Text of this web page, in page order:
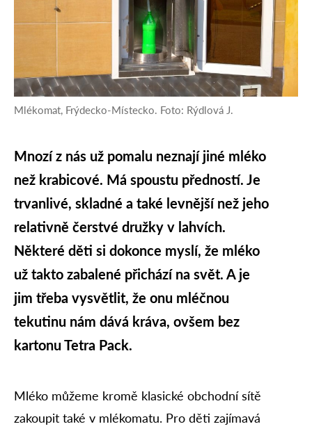
Mlékomat, Frýdecko-Místecko. Foto: Rýdlová J.
Mnozí z nás už pomalu neznají jiné mléko
než krabicové. Má spoustu předností. Je
trvanlivé, skladné a také levnější než jeho
relativně čerstvé družky v lahvích.
Některé děti si dokonce myslí, že mléko
už takto zabalené přichází na svět. A je
jim třeba vysvětlit, že onu mléčnou
tekutinu nám dává kráva, ovšem bez
kartonu Tetra Pack.
Mléko můžeme kromě klasické obchodní sítě
zakoupit také v mlékomatu. Pro děti zajímavá